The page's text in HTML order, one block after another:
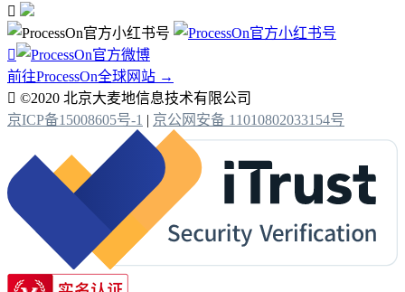


前往ProcessOn全球网站 →
 ©2020 北京大麦地信息技术有限公司
京ICP备15008605号-1 | 京公网安备 11010802033154号